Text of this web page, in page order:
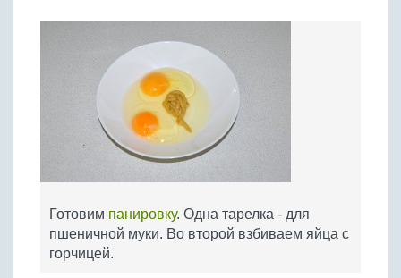
Готовим панировку. Одна тарелка - для
пшеничной муки. Во второй взбиваем яйца с
горчицей.